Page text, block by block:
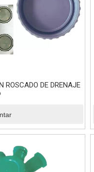
ROSCADO DE DRENAJE